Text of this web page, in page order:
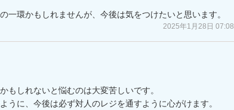
一環かもしれませんが、今後は気をつけたいと思います。
2025年1月28日 07:08
もしれないと悩むのは大変苦しいです。
うに、今後は必ず対人のレジを通すように心がけます。